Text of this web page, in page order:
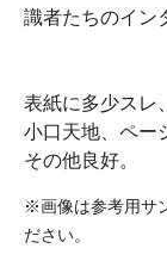
識者たちのイン
表紙に多少スレ
小口天地、ペー
その他良好。
※画像は参考用サ
ださい。